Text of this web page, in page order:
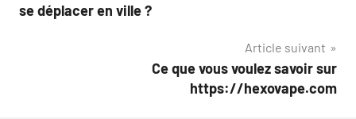
l’article
se déplacer en ville ?
Article suivant
Ce que vous voulez savoir sur
https://hexovape.com